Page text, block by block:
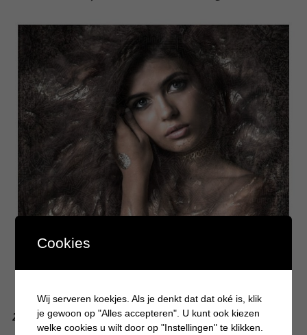
Zilveren sieraden: voor ieder wat wils
Cookies
Wij serveren koekjes. Als je denkt dat dat oké is, klik
je gewoon op "Alles accepteren". U kunt ook kiezen
welke cookies u wilt door op "Instellingen" te klikken.